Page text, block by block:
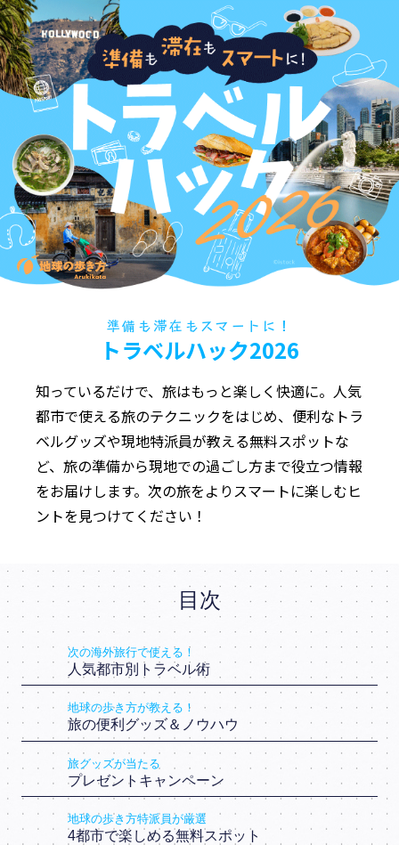
準備も滞在もスマートに！
トラベルハック2026
知っているだけで、旅はもっと楽しく快適に。人気
都市で使える旅のテクニックをはじめ、便利なトラ
ベルグッズや現地特派員が教える無料スポットな
ど、旅の準備から現地での過ごし方まで役立つ情報
をお届けします。次の旅をよりスマートに楽しむヒ
ントを見つけてください！
目次
次の海外旅行で使える！
人気都市別トラベル術
地球の歩き方が教える！
旅の便利グッズ＆ノウハウ
旅グッズが当たる
プレゼントキャンペーン
地球の歩き方特派員が厳選
4都市で楽しめる無料スポット